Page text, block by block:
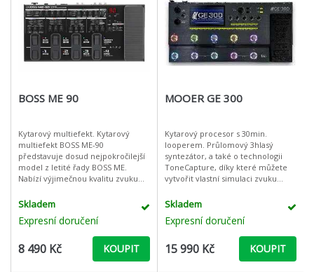
BOSS ME 90
Kytarový multiefekt. Kytarový
multiefekt BOSS ME-90
představuje dosud nejpokročilejší
model z letité řady BOSS ME.
Nabízí výjimečnou kvalitu zvuku
převodníkům, 32bitovému
Skladem
Expresní doručení
8 490 Kč KOUPIT
MOOER GE 300
Kytarový procesor s 30min.
looperem. Průlomový 3hlasý
syntezátor, a také o technologii
ToneCapture, díky které můžete
vytvořit vlastní simulaci zvuku
pedálu nebo zesilovače. GE 300 k
Skladem
Expresní doručení
15 990 Kč KOUPIT